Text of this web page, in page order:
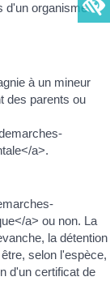
d'un organisme
à un mineur
des parents ou
a>.
a> ou non. La
la détention
selon l'espèce,
d'un certificat de